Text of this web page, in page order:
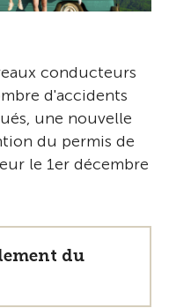
conducteurs
d'accidents
une nouvelle
du permis de
le 1er décembre
du